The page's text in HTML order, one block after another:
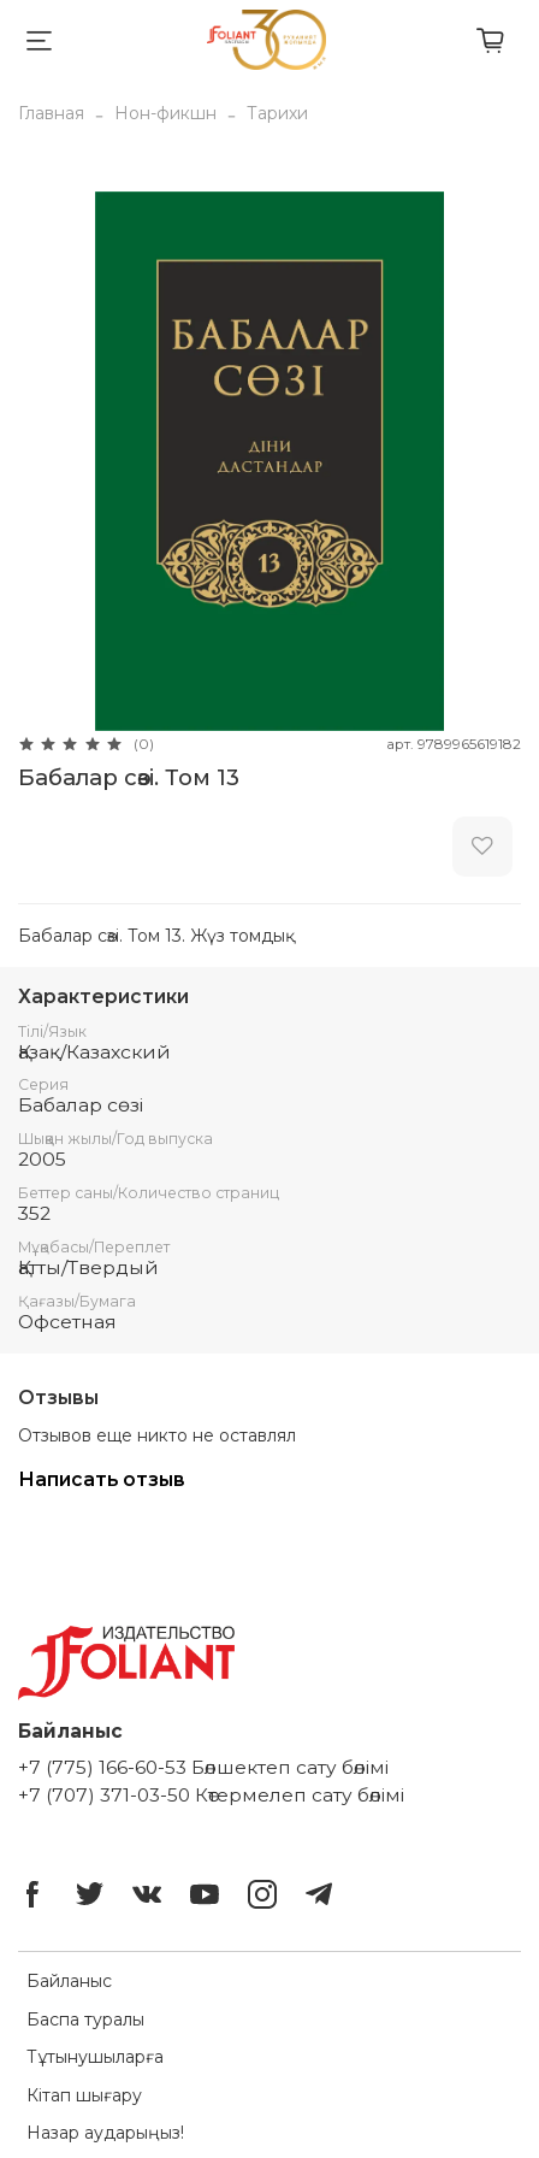
Главная Нон-фикшн Тарихи
(0) арт. 9789965619182
Бабалар сөзi. Том 13
Бабалар сөзi. Том 13. Жүз томдық
Характеристики
Тілі/Язык
Қазақ/Казахский
Серия
Бабалар сөзi
Шыққан жылы/Год выпуска
2005
Беттер саны/Количество страниц
352
Мұқабасы/Переплет
Қатты/Твердый
Қағазы/Бумага
Офсетная
Отзывы
Отзывов еще никто не оставлял
Написать отзыв
Байланыс
Баспа туралы
Тұтынушыларға
Кітап шығару
Назар аударыңыз!
Байланыс
+7 (775) 166-60-53 Бөлшектеп сату бөлімі
+7 (707) 371-03-50 Көтермелеп сату бөлімі